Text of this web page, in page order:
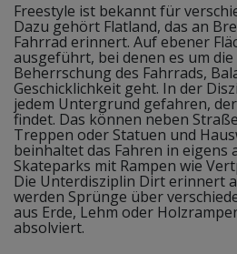
Freestyle ist bekannt für
Dazu gehört Flatland, das an
Fahrrad erinnert. Auf ebener
ausgeführt, bei denen es um
Beherrschung des Fahrrads,
Geschicklichkeit geht. In der
jedem Untergrund gefahren,
findet. Das können neben
Treppen oder Statuen und
beinhaltet das Fahren in eigens
Skateparks mit Rampen wie
Die Unterdisziplin Dirt erinnert
werden Sprünge über
aus Erde, Lehm oder
absolviert.